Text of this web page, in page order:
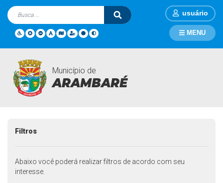
usuário
Município de
ARAMBARÉ
MENU
FAQ Página Inicial
Filtros
Abaixo você poderá realizar filtros de acordo com seu
interesse.